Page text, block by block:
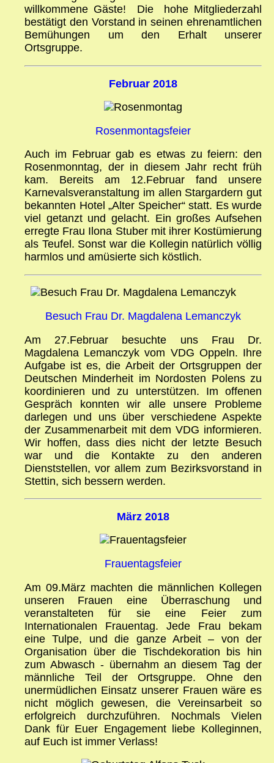
willkommene Gäste! Die hohe Mitgliederzahl
bestätigt den Vorstand in seinen ehrenamtlichen
Bemühungen um den Erhalt unserer
Ortsgruppe.
Februar 2018
Rosenmontagsfeier
Auch im Februar gab es etwas zu feiern: den
Rosenmonntag, der in diesem Jahr recht früh
kam. Bereits am 12.Februar fand unsere
Karnevalsveranstaltung im allen Stargardern gut
bekannten Hotel „Alter Speicher“ statt. Es wurde
viel getanzt und gelacht. Ein großes Aufsehen
erregte Frau Ilona Stuber mit ihrer Kostümierung
als Teufel. Sonst war die Kollegin natürlich völlig
harmlos und amüsierte sich köstlich.
Besuch Frau Dr. Magdalena Lemanczyk
Am 27.Februar besuchte uns Frau Dr.
Magdalena Lemanczyk vom VDG Oppeln. Ihre
Aufgabe ist es, die Arbeit der Ortsgruppen der
Deutschen Minderheit im Nordosten Polens zu
koordinieren und zu unterstützen. Im offenen
Gespräch konnten wir alle unsere Probleme
darlegen und uns über verschiedene Aspekte
der Zusammenarbeit mit dem VDG informieren.
Wir hoffen, dass dies nicht der letzte Besuch
war und die Kontakte zu den anderen
Dienststellen, vor allem zum Bezirksvorstand in
Stettin, sich bessern werden.
März 2018
Frauentagsfeier
Am 09.März machten die männlichen Kollegen
unseren Frauen eine Überraschung und
veranstalteten für sie eine Feier zum
Internationalen Frauentag. Jede Frau bekam
eine Tulpe, und die ganze Arbeit – von der
Organisation über die Tischdekoration bis hin
zum Abwasch - übernahm an diesem Tag der
männliche Teil der Ortsgruppe. Ohne den
unermüdlichen Einsatz unserer Frauen wäre es
nicht möglich gewesen, die Vereinsarbeit so
erfolgreich durchzuführen. Nochmals Vielen
Dank für Euer Engagement liebe Kolleginnen,
auf Euch ist immer Verlass!